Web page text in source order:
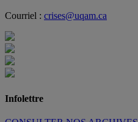
Courriel : crises@uqam.ca
Infolettre